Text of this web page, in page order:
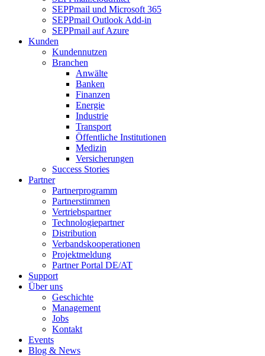
SEPPmail und Microsoft 365
SEPPmail Outlook Add-in
SEPPmail auf Azure
Kunden
Kundennutzen
Branchen
Anwälte
Banken
Finanzen
Energie
Industrie
Transport
Öffentliche Institutionen
Medizin
Versicherungen
Success Stories
Partner
Partnerprogramm
Partnerstimmen
Vertriebspartner
Technologiepartner
Distribution
Verbandskooperationen
Projektmeldung
Partner Portal DE/AT
Support
Über uns
Geschichte
Management
Jobs
Kontakt
Events
Blog & News